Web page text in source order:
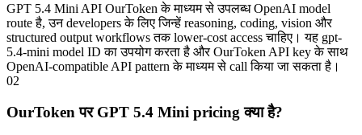
GPT 5.4 Mini API OurToken के माध्यम से उपलब्ध OpenAI model
route है, उन developers के लिए जिन्हें reasoning, coding, vision और
structured output workflows तक lower-cost access चाहिए। यह gpt-
5.4-mini model ID का उपयोग करता है और OurToken API key के साथ
OpenAI-compatible API pattern के माध्यम से call किया जा सकता है।
02
OurToken पर GPT 5.4 Mini pricing क्या है?